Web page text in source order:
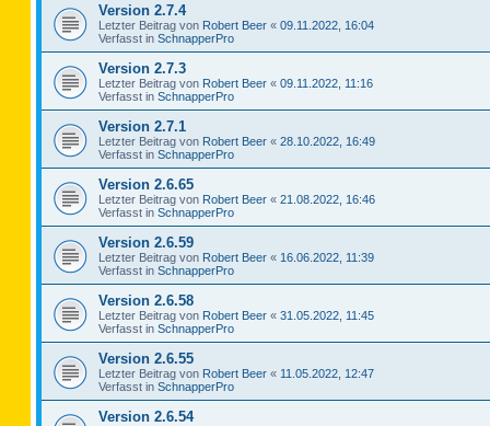
Version 2.7.4
Letzter Beitrag von Robert Beer « 09.11.2022, 16:04
Verfasst in SchnapperPro
Version 2.7.3
Letzter Beitrag von Robert Beer « 09.11.2022, 11:16
Verfasst in SchnapperPro
Version 2.7.1
Letzter Beitrag von Robert Beer « 28.10.2022, 16:49
Verfasst in SchnapperPro
Version 2.6.65
Letzter Beitrag von Robert Beer « 21.08.2022, 16:46
Verfasst in SchnapperPro
Version 2.6.59
Letzter Beitrag von Robert Beer « 16.06.2022, 11:39
Verfasst in SchnapperPro
Version 2.6.58
Letzter Beitrag von Robert Beer « 31.05.2022, 11:45
Verfasst in SchnapperPro
Version 2.6.55
Letzter Beitrag von Robert Beer « 11.05.2022, 12:47
Verfasst in SchnapperPro
Version 2.6.54